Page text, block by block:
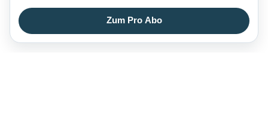
Zum Pro Abo